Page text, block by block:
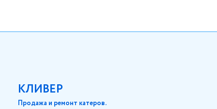
КЛИВЕР
Продажа и ремонт катеров.